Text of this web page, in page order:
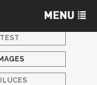
TEST